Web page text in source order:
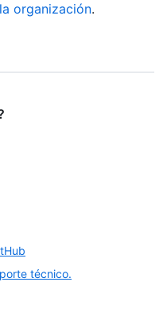
organización.
técnico.